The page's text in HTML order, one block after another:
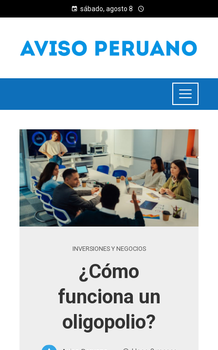
sábado, agosto 8
INVERSIONES Y NEGOCIOS
¿Cómo
funciona un
oligopolio?